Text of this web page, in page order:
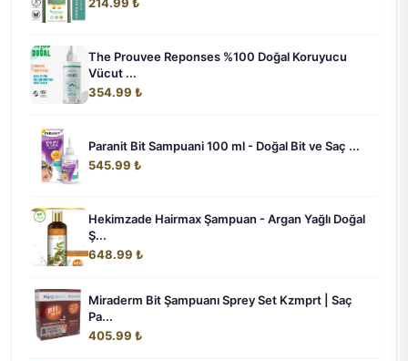
The Prouvee Reponses %100 Doğal Koruyucu
Vücut ...
354.99 ₺
Paranit Bit Sampuani 100 ml - Doğal Bit ve Saç ...
545.99 ₺
Hekimzade Hairmax Şampuan - Argan Yağlı Doğal
Ş...
648.99 ₺
Miraderm Bit Şampuanı Sprey Set Kzmprt | Saç
Pa...
405.99 ₺